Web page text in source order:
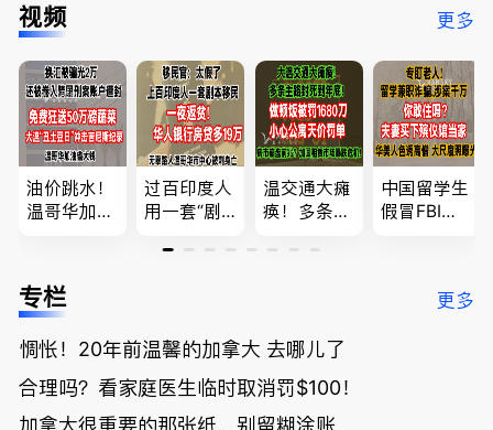
视频 更多
油价跳水！
温哥华加油
低；免费狂
送50万磅蔬
温“丑陋土
豆日”冲击
吉尼斯纪
录；惨！留
过百印度人
用一套“剧
官：太假
欠款多出$1
9万；突
发！无辜男
孩温哥华市
温交通大瘫
痪！多条主
底；做顿饭
单；房市崩
盘前兆？加
国租赁市场
恐迎暴跌危
中国留学生
假冒FBI上
夫妻住进殡
专栏 更多
惆怅！20年前温馨的加拿大 去哪儿了
合理吗？看家庭医生临时取消罚$100！
加拿大很重要的那张纸，别留糊涂账